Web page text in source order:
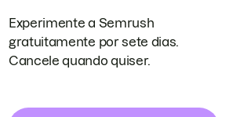
Experimente a Semrush
gratuitamente por sete dias.
Cancele quando quiser.